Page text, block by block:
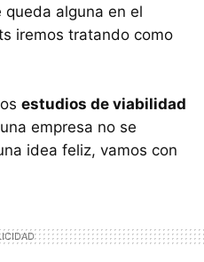
alguna en el
iremos tratando como
estudios de viabilidad
empresa no se
idea feliz, vamos con